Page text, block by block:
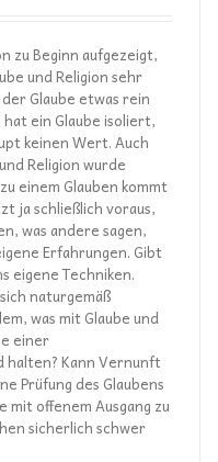
zu Beginn aufgezeigt,
und Religion sehr
Glaube etwas rein
ein Glaube isoliert,
keinen Wert. Auch
Religion wurde
einem Glauben kommt
ja schließlich voraus,
was andere sagen,
Erfahrungen. Gibt
eigene Techniken.
naturgemäß
was mit Glaube und
einer
Kann Vernunft
Prüfung des Glaubens
mit offenem Ausgang zu
sicherlich schwer